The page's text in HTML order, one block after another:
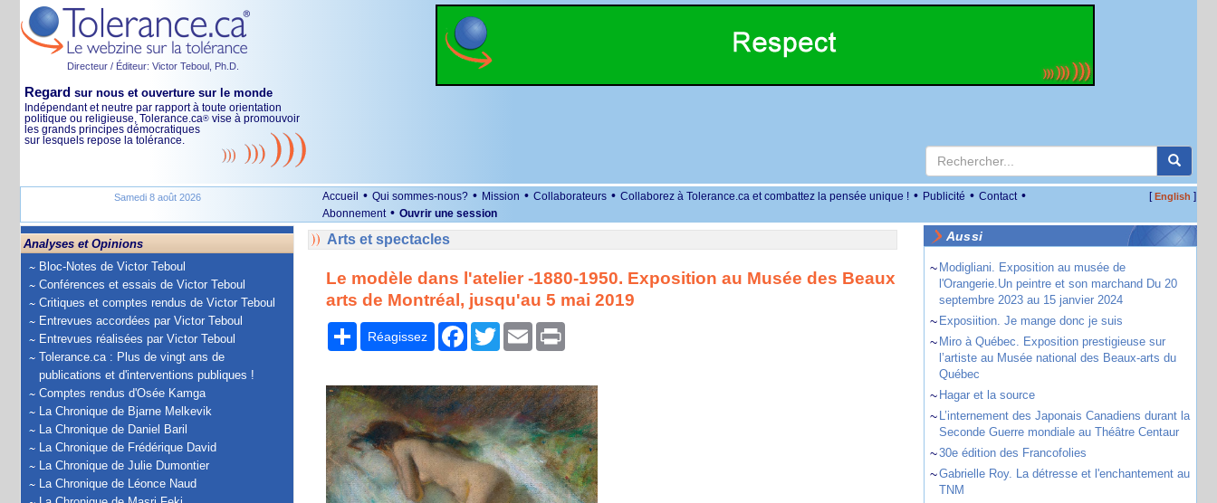
Directeur / Éditeur: Victor Teboul, Ph.D.
Regard sur nous et ouverture sur le monde
Indépendant et neutre par rapport à toute orientation
politique ou religieuse, Tolerance.ca® vise à promouvoir
les grands principes démocratiques
sur lesquels repose la tolérance.
Samedi 8 août 2026 Accueil • Qui sommes-nous? • Mission • Collaborateurs • Collaborez à Tolerance.ca et combattez la pensée unique ! • Publicité • Contact •
Abonnement • Ouvrir une session
[English ]
Analyses et Opinions
Bloc-Notes de Victor Teboul
Conférences et essais de Victor Teboul
Critiques et comptes rendus de Victor Teboul
Entrevues accordées par Victor Teboul
Entrevues réalisées par Victor Teboul
Tolerance.ca : Plus de vingt ans de
publications et d'interventions publiques !
Comptes rendus d'Osée Kamga
La Chronique de Bjarne Melkevik
La Chronique de Daniel Baril
La Chronique de Frédérique David
La Chronique de Julie Dumontier
La Chronique de Léonce Naud
Arts et spectacles
Le modèle dans l'atelier -1880-1950. Exposition au Musée des Beaux
arts de Montréal, jusqu'au 5 mai 2019
Partager
Réagissez Facebook
TwitterEmail Print
Aussi
~ Modigliani. Exposition au musée de
l'Orangerie.Un peintre et son marchand Du 20
septembre 2023 au 15 janvier 2024
~ Exposiition. Je mange donc je suis
~ Miro à Québec. Exposition prestigieuse sur
l’artiste au Musée national des Beaux-arts du
Québec
~ Hagar et la source
~ L’internement des Japonais Canadiens durant la
Seconde Guerre mondiale au Théâtre Centaur
~30e édition des Francofolies
~Gabrielle Roy. La détresse et l'enchantement au
TNM